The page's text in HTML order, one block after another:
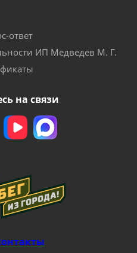
ответ
ИП Медведев М. Г.
на связи